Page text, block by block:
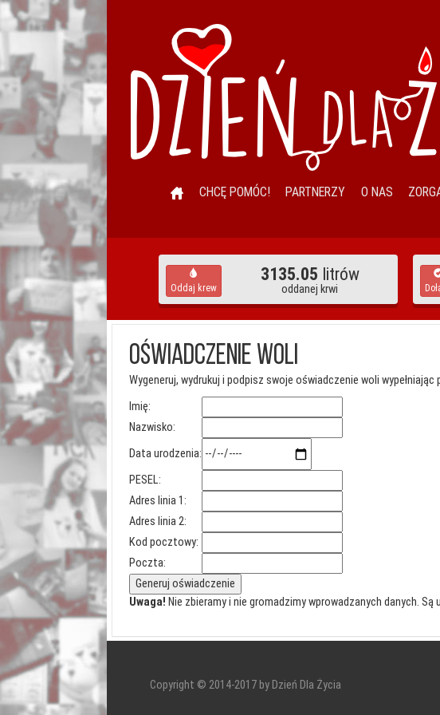
CHCĘ POMÓC! PARTNERZY O NAS
Oddaj krew
3135.05 litrów
oddanej krwi
Oświadczenie woli
Wygeneruj, wydrukuj i podpisz swoje oświadczenie woli
Imię:
Nazwisko:
Data urodzenia:
PESEL:
Adres linia 1:
Adres linia 2:
Kod pocztowy:
Poczta:
Uwaga!Nie zbieramy i nie gromadzimy wprowadzanych danych.
Copyright © 2014-2017 by Dzień Dla Życia